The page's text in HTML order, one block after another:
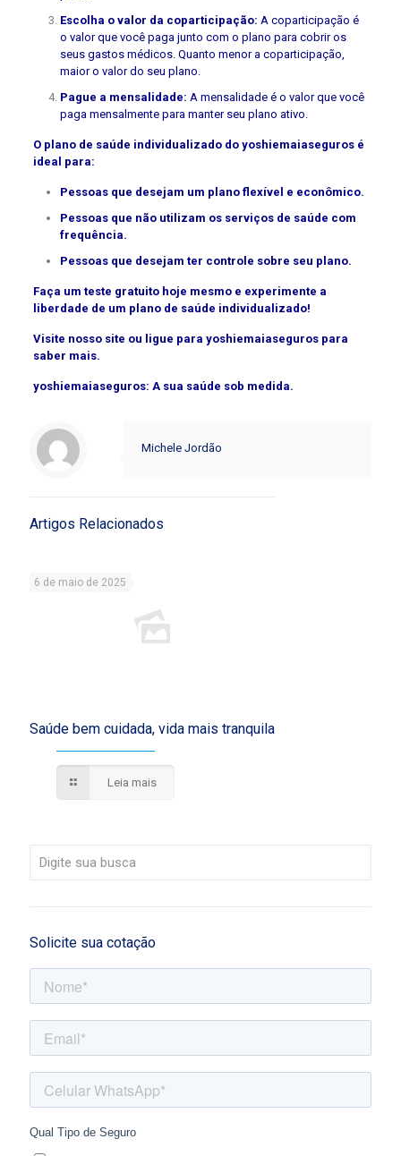
Escolha o valor da coparticipação: A coparticipação é
o valor que você paga junto com o plano para cobrir os
seus gastos médicos. Quanto menor a coparticipação,
maior o valor do seu plano.
Pague a mensalidade: A mensalidade é o valor que você
paga mensalmente para manter seu plano ativo.
O plano de saúde individualizado do yoshiemaiaseguros é
ideal para:
Pessoas que desejam um plano flexível e econômico.
Pessoas que não utilizam os serviços de saúde com
frequência.
Pessoas que desejam ter controle sobre seu plano.
Faça um teste gratuito hoje mesmo e experimente a
liberdade de um plano de saúde individualizado!
Visite nosso site ou ligue para yoshiemaiaseguros para
saber mais.
yoshiemaiaseguros: A sua saúde sob medida.
Michele Jordão
Artigos Relacionados
6 de maio de 2025
Saúde bem cuidada, vida mais tranquila
Leia mais
Solicite sua cotação